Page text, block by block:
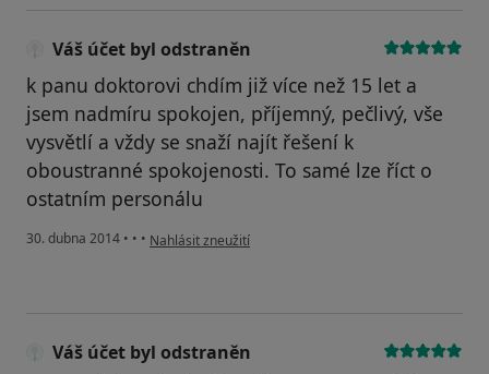
Váš účet byl odstraněn
k panu doktorovi chdím již více než 15 let a
jsem nadmíru spokojen, příjemný, pečlivý, vše
vysvětlí a vždy se snaží najít řešení k
oboustranné spokojenosti. To samé lze říct o
ostatním personálu
30. dubna 2014 • • • podle názoru uživatele Váš účet byl odstraněn
Nahlásit zneužití
Váš účet byl odstraněn